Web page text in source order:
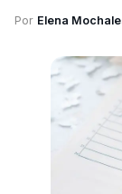
Por Elena